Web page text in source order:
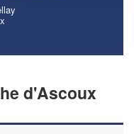
d'Ascoux